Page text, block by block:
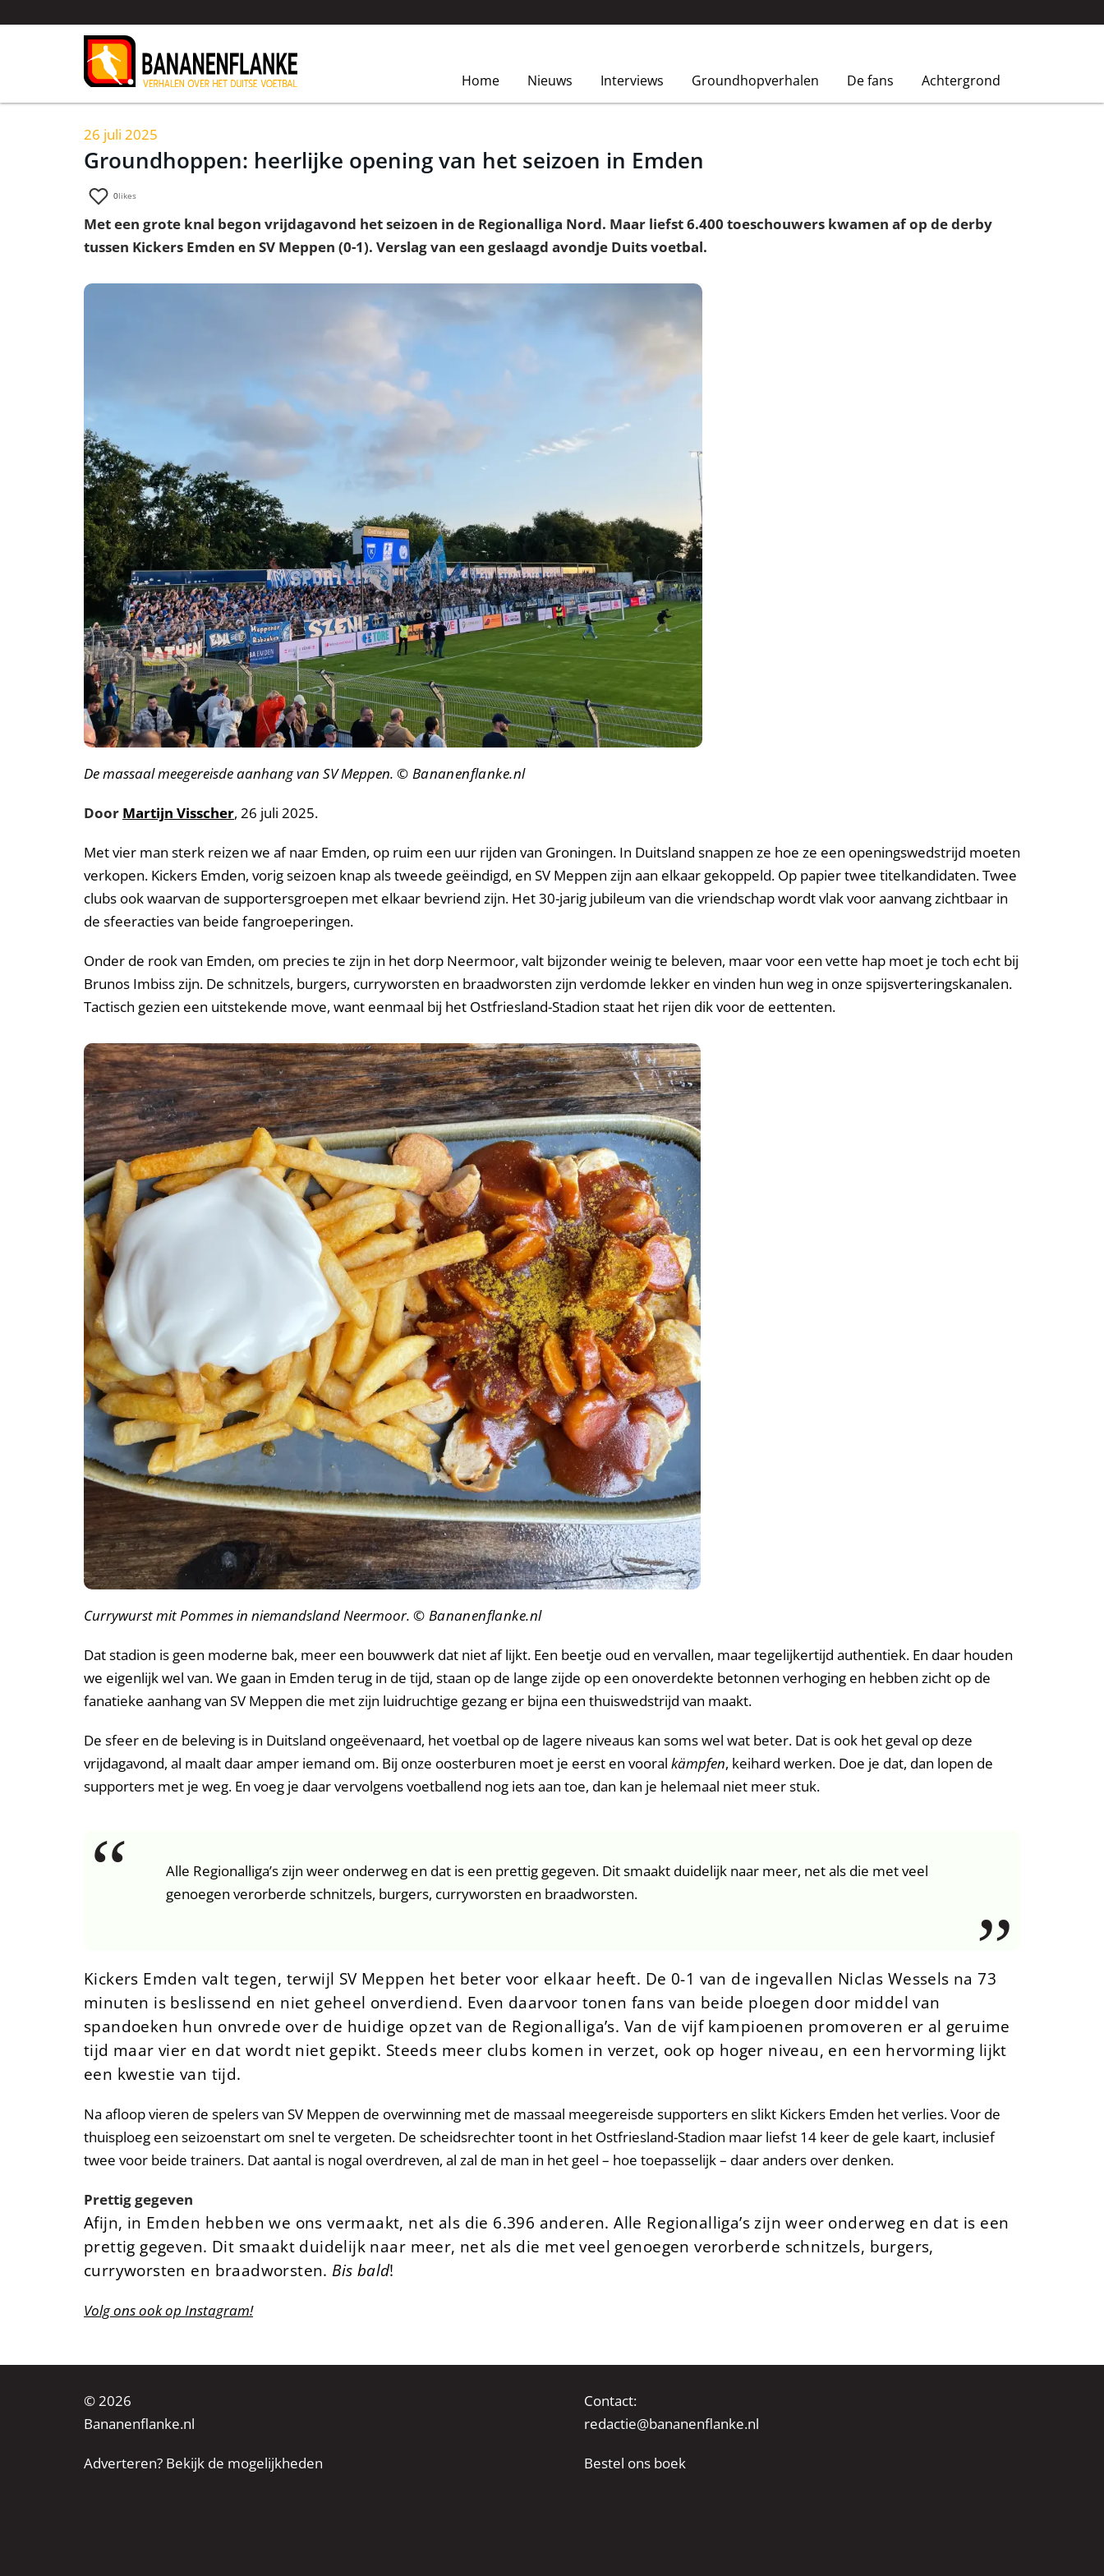
Home Nieuws Interviews Groundhopverhalen De fans Achtergrond
26 juli 2025
Groundhoppen: heerlijke opening van het seizoen in Emden
0likes
Met een grote knal begon vrijdagavond het seizoen in de Regionalliga Nord. Maar liefst 6.400 toeschouwers kwamen af op de derby
tussen Kickers Emden en SV Meppen (0-1). Verslag van een geslaagd avondje Duits voetbal.
De massaal meegereisde aanhang van SV Meppen. © Bananenflanke.nl
Door Martijn Visscher, 26 juli 2025.
Met vier man sterk reizen we af naar Emden, op ruim een uur rijden van Groningen. In Duitsland snappen ze hoe ze een openingswedstrijd moeten
verkopen. Kickers Emden, vorig seizoen knap als tweede geëindigd, en SV Meppen zijn aan elkaar gekoppeld. Op papier twee titelkandidaten. Twee
clubs ook waarvan de supportersgroepen met elkaar bevriend zijn. Het 30-jarig jubileum van die vriendschap wordt vlak voor aanvang zichtbaar in
de sfeeracties van beide fangroeperingen.
Onder de rook van Emden, om precies te zijn in het dorp Neermoor, valt bijzonder weinig te beleven, maar voor een vette hap moet je toch echt bij
Brunos Imbiss zijn. De schnitzels, burgers, curryworsten en braadworsten zijn verdomde lekker en vinden hun weg in onze spijsverteringskanalen.
Tactisch gezien een uitstekende move, want eenmaal bij het Ostfriesland-Stadion staat het rijen dik voor de eettenten.
Currywurst mit Pommes in niemandsland Neermoor. © Bananenflanke.nl
Dat stadion is geen moderne bak, meer een bouwwerk dat niet af lijkt. Een beetje oud en vervallen, maar tegelijkertijd authentiek. En daar houden
we eigenlijk wel van. We gaan in Emden terug in de tijd, staan op de lange zijde op een onoverdekte betonnen verhoging en hebben zicht op de
fanatieke aanhang van SV Meppen die met zijn luidruchtige gezang er bijna een thuiswedstrijd van maakt.
De sfeer en de beleving is in Duitsland ongeëvenaard, het voetbal op de lagere niveaus kan soms wel wat beter. Dat is ook het geval op deze
vrijdagavond, al maalt daar amper iemand om. Bij onze oosterburen moet je eerst en vooral kämpfen, keihard werken. Doe je dat, dan lopen de
supporters met je weg. En voeg je daar vervolgens voetballend nog iets aan toe, dan kan je helemaal niet meer stuk.
Alle Regionalliga’s zijn weer onderweg en dat is een prettig gegeven. Dit smaakt duidelijk naar meer, net als die met veel
genoegen verorberde schnitzels, burgers, curryworsten en braadworsten.
Kickers Emden valt tegen, terwijl SV Meppen het beter voor elkaar heeft. De 0-1 van de ingevallen Niclas Wessels na 73
minuten is beslissend en niet geheel onverdiend. Even daarvoor tonen fans van beide ploegen door middel van
spandoeken hun onvrede over de huidige opzet van de Regionalliga’s. Van de vijf kampioenen promoveren er al geruime
tijd maar vier en dat wordt niet gepikt. Steeds meer clubs komen in verzet, ook op hoger niveau, en een hervorming lijkt
een kwestie van tijd.
Na afloop vieren de spelers van SV Meppen de overwinning met de massaal meegereisde supporters en slikt Kickers Emden het verlies. Voor de
thuisploeg een seizoenstart om snel te vergeten. De scheidsrechter toont in het Ostfriesland-Stadion maar liefst 14 keer de gele kaart, inclusief
twee voor beide trainers. Dat aantal is nogal overdreven, al zal de man in het geel – hoe toepasselijk – daar anders over denken.
Prettig gegeven
Afijn, in Emden hebben we ons vermaakt, net als die 6.396 anderen. Alle Regionalliga’s zijn weer onderweg en dat is een
prettig gegeven. Dit smaakt duidelijk naar meer, net als die met veel genoegen verorberde schnitzels, burgers,
curryworsten en braadworsten.Bis bald!
Volg ons ook op Instagram!
© 2026
Bananenflanke.nl
Adverteren? Bekijk de mogelijkheden
Contact:
redactie@bananenflanke.nl
Bestel ons boek